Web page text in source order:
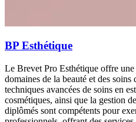
BP Esthétique
Le Brevet Pro Esthétique offre
domaines de la beauté et des soins
techniques avancées de soins en
cosmétiques, ainsi que la gestion
diplômés sont compétents pour